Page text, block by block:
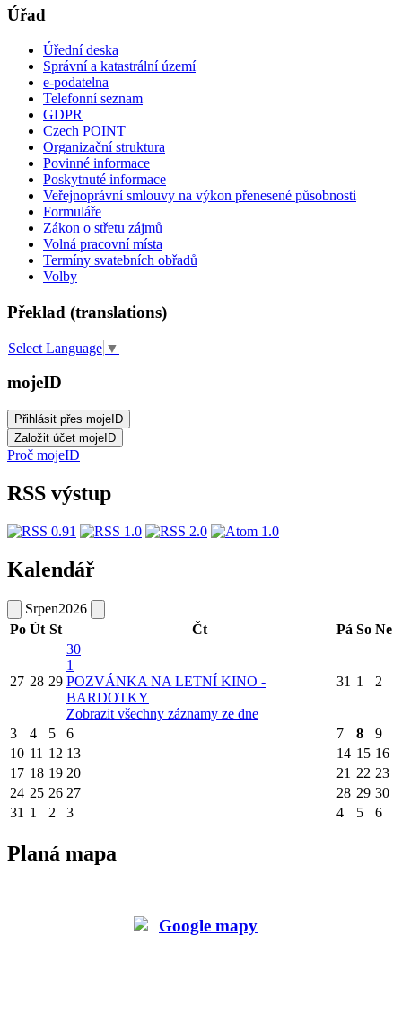
Úřad
Úřední deska
Správní a katastrální území
e-podatelna
Telefonní seznam
GDPR
Czech POINT
Organizační struktura
Povinné informace
Poskytnuté informace
Veřejnoprávní smlouvy na výkon přenesené působnosti
Formuláře
Zákon o střetu zájmů
Volná pracovní místa
Termíny svatebních obřadů
Volby
Překlad (translations)
Select Language ▼
mojeID
Proč mojeID
RSS výstup
Kalendář
Srpen2026
Po Út St Čt Pá So Ne
27 28 29
30
1
POZVÁNKA NA LETNÍ KINO -
BARDOTKY
Zobrazit všechny záznamy ze dne
31 1 2
3 4 5 6 7 8
9
10 11 12 13 14 15 16
17 18 19 20 21 22 23
24 25 26 27 28 29 30
31 1 2 3 4 5 6
Planá mapa